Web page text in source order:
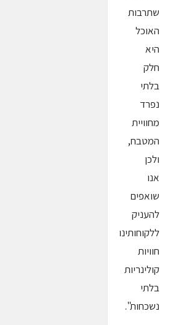
שתרבות
האוכל
היא
חלק
בלתי
נפרד
מחוויית
המטבח,
ולכן
אנו
שואפים
להעניק
ללקוחותינו
חוויות
קולינריות
בלתי
נשכחות".